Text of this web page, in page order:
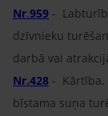
Nr.959 -
dzīvnieku
darbā vai
Nr.428 - Kārtība,
bīstama suņa